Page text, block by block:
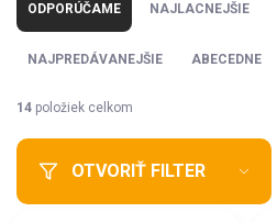
d
i
p
o
ODPORÚČAME NAJLACNEJŠIE
NAJPREDÁVANEJŠIE ABECEDNE
14 položiek celkom
OTVORIŤ FILTER